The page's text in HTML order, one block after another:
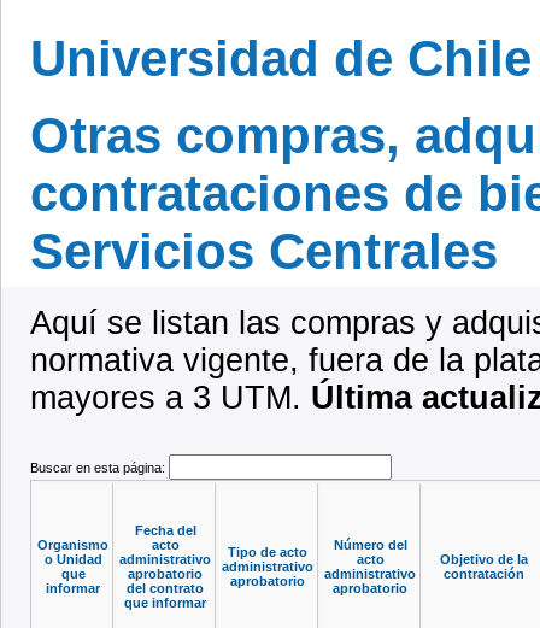
Universidad de Chile
Otras compras,
contrataciones de
Servicios Centrales
Aquí se listan las compras y
normativa vigente, fuera de la
mayores a 3 UTM. Última
Buscar en esta página:
Organismo
o Unidad
que
informar
Fecha del
acto
administrativo
aprobatorio
del contrato
que informar
Tipo de acto
administrativo
aprobatorio
Número del
acto
administrativo
aprobatorio
Objetivo de la
contratación